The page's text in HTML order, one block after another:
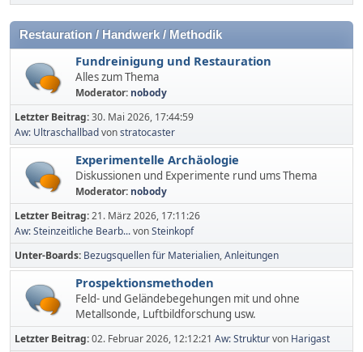
Restauration / Handwerk / Methodik
Fundreinigung und Restauration
Alles zum Thema
Moderator: nobody
Letzter Beitrag:30. Mai 2026, 17:44:59
Aw: Ultraschallbadvonstratocaster
Experimentelle Archäologie
Diskussionen und Experimente rund ums Thema
Moderator: nobody
Letzter Beitrag:21. März 2026, 17:11:26
Aw: Steinzeitliche Bearb...vonSteinkopf
Unter-Boards Bezugsquellen für Materialien Anleitungen
Prospektionsmethoden
Feld- und Geländebegehungen mit und ohne
Metallsonde, Luftbildforschung usw.
Letzter Beitrag:02. Februar 2026, 12:12:21 Aw: Strukturvon Harigast